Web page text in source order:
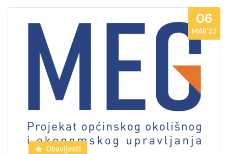
06
MAR’23
Obavijesti